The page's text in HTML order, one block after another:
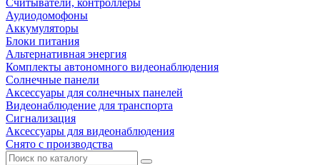
Считыватели, контроллеры
Аудиодомофоны
Аккумуляторы
Блоки питания
Альтернативная энергия
Комплекты автономного видеонаблюдения
Солнечные панели
Аксессуары для солнечных панелей
Видеонаблюдение для транспорта
Сигнализация
Аксессуары для видеонаблюдения
Снято с производства